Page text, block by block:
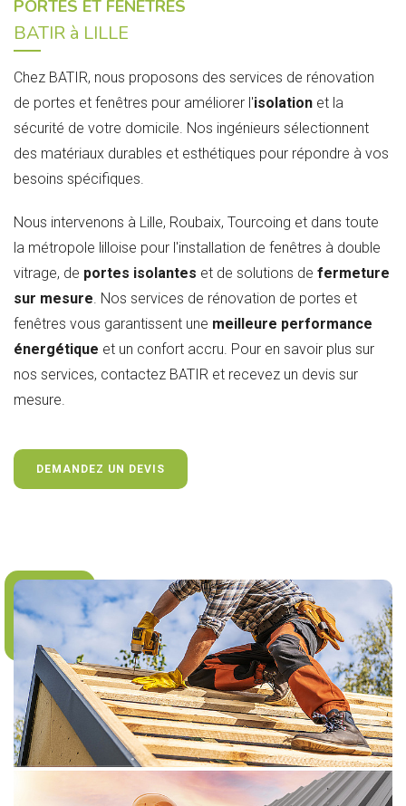
PORTES ET FENÊTRES
BATIR à LILLE
Chez BATIR, nous proposons des services de rénovation
de portes et fenêtres pour améliorer l'isolation et la
sécurité de votre domicile. Nos ingénieurs sélectionnent
des matériaux durables et esthétiques pour répondre à vos
besoins spécifiques.
Nous intervenons à Lille, Roubaix, Tourcoing et dans toute
la métropole lilloise pour l'installation de fenêtres à double
vitrage, de portes isolantes et de solutions de fermeture
sur mesure. Nos services de rénovation de portes et
fenêtres vous garantissent une meilleure performance
énergétique et un confort accru. Pour en savoir plus sur
nos services, contactez BATIR et recevez un devis sur
mesure.
DEMANDEZ UN DEVIS